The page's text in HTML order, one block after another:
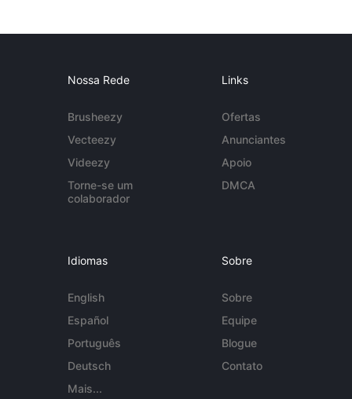
Nossa Rede
Brusheezy
Vecteezy
Videezy
Torne-se um
colaborador
Links
Ofertas
Anunciantes
Apoio
DMCA
Idiomas
English
Español
Português
Deutsch
Mais...
Sobre
Sobre
Equipe
Blogue
Contato